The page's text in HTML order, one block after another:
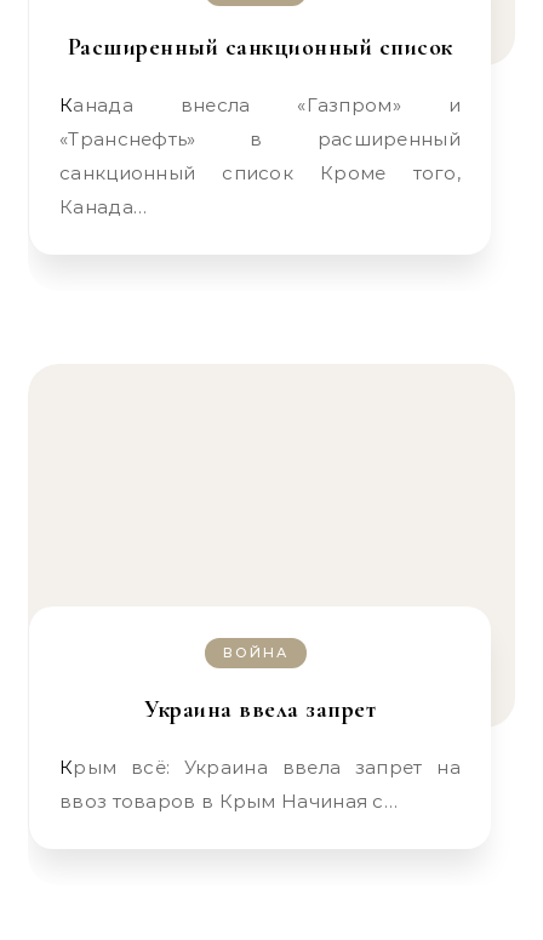
Расширенный санкционный список
Канада внесла «Газпром» и
«Транснефть» в расширенный
санкционный список Кроме того,
Канада…
ВОЙНА
Украина ввела запрет
Крым всё: Украина ввела запрет на
ввоз товаров в Крым Начиная с…